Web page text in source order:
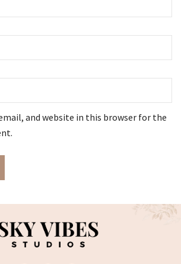
and website in this browser for the